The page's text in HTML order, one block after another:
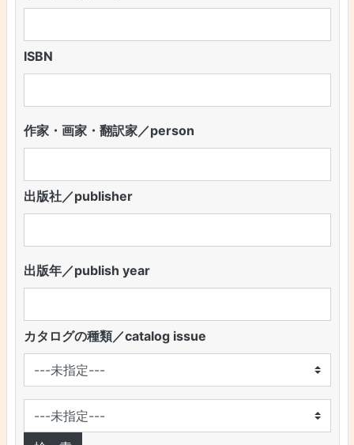
ISBN
作家・画家・翻訳家／person
出版社／publisher
出版年／publish year
カタログの種類／catalog issue